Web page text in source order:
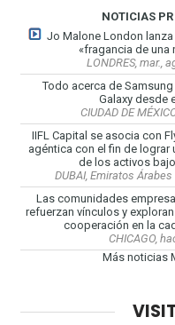
NOTICIAS
Jo Malone London lanza
«fragancia de una
LONDRES, mar.,
Todo acerca de
Galaxy desde
CIUDAD DE
IIFL Capital se asocia con
agéntica con el fin de
de los activos
DUBAI, Emiratos
Las comunidades
refuerzan vínculos y
cooperación en la
CHICAGO,
Más noticias